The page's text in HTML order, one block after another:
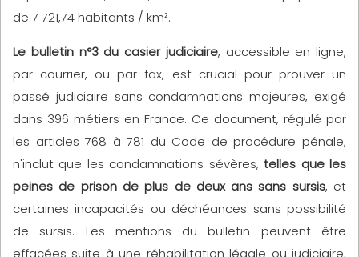
de 7 721,74 habitants / km².
Le bulletin n°3 du casier judiciaire, accessible en ligne,
par courrier, ou par fax, est crucial pour prouver un
passé judiciaire sans condamnations majeures, exigé
dans 396 métiers en France. Ce document, régulé par
les articles 768 à 781 du Code de procédure pénale,
n'inclut que les condamnations sévères,telles que les
peines de prison de plus de deux ans sans sursis, et
certaines incapacités ou déchéances sans possibilité
de sursis. Les mentions du bulletin peuvent être
effacées suite à une réhabilitation légale ou judiciaire,